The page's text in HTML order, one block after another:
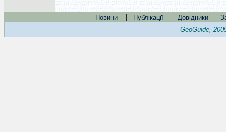
Новини | Публікації | Довідники |
GeoGuide,